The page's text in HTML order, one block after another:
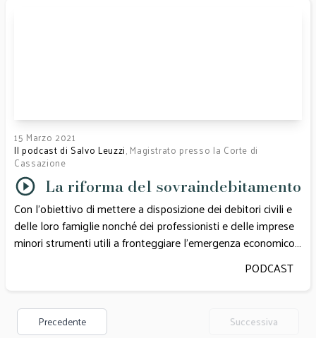
15 Marzo 2021
Il podcast di Salvo Leuzzi, Magistrato presso la Corte di
Cassazione
La riforma del sovraindebitamento
Con l’obiettivo di mettere a disposizione dei debitori civili e
delle loro famiglie nonché dei professionisti e delle imprese
minori strumenti utili a fronteggiare l’emergenza economico-
finanziaria, la legge di n. 176 del 2020, di conversione del c.d.
“Decreto Ristori”, ha inopinatamente anticipato di otto mesi
l’entrata in vigore di una somma importante di regole in
tema di sovraindebitamento contenute nel Codice della crisi;
lo ha fatto innestando le nuove disposizioni nel corpo della
PODCAST
Precedente Successiva